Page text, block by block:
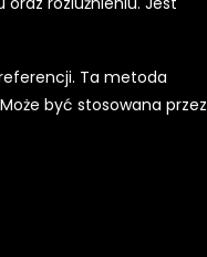
Ta metoda
być stosowana przez